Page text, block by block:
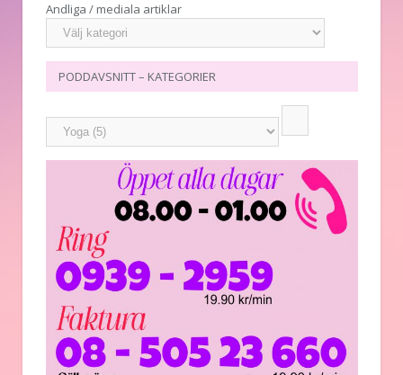
Andliga / mediala artiklar
PODDAVSNITT – KATEGORIER